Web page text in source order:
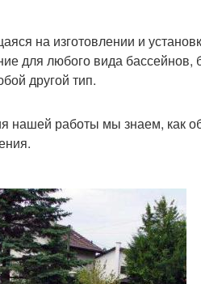
на изготовлении и
для любого вида бассейнов,
другой тип.
нашей работы мы знаем, как